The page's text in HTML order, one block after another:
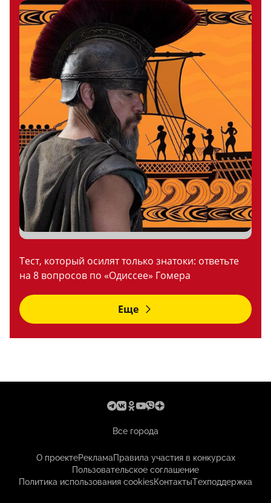
Тест, который осилят только знатоки: ответьте
на 8 вопросов по «Одиссее» Гомера
Еще
Все города
О проектеРекламаПравила участия в конкурсах
Пользовательское соглашение
Политика использования cookiesКонтактыТехподдержка